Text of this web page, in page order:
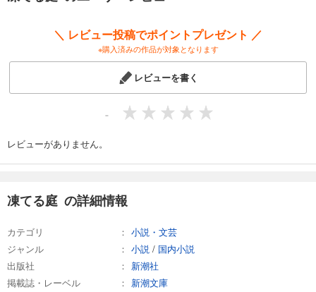
＼ レビュー投稿でポイントプレゼント ／
※購入済みの作品が対象となります
レビューを書く
-
レビューがありません。
凍てる庭 の詳細情報
カテゴリ
小説・文芸
ジャンル
小説 / 国内小説
出版社
新潮社
掲載誌・レーベル
新潮文庫